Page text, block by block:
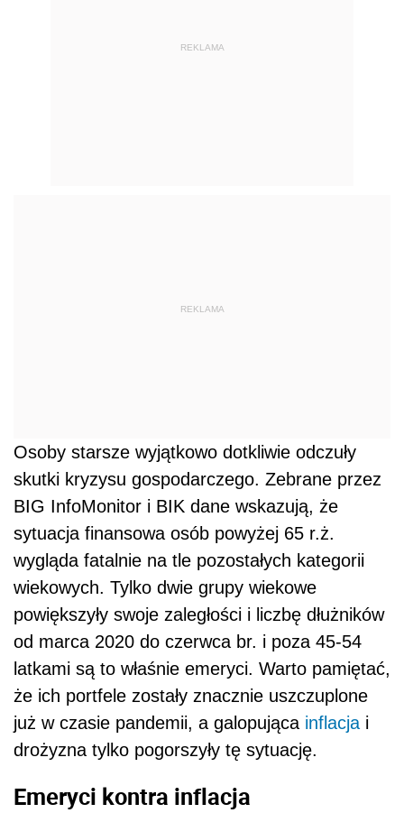
REKLAMA
REKLAMA
Osoby starsze wyjątkowo dotkliwie odczuły
skutki kryzysu gospodarczego. Zebrane przez
BIG InfoMonitor i BIK dane wskazują, że
sytuacja finansowa osób powyżej 65 r.ż.
wygląda fatalnie na tle pozostałych kategorii
wiekowych. Tylko dwie grupy wiekowe
powiększyły swoje zaległości i liczbę dłużników
od marca 2020 do czerwca br. i poza 45-54
latkami są to właśnie emeryci. Warto pamiętać,
że ich portfele zostały znacznie uszczuplone
już w czasie pandemii, a galopująca inflacja i
drożyzna tylko pogorszyły tę sytuację.
Emeryci kontra inflacja